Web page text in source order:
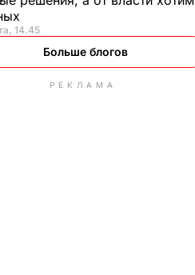
14.45
Больше блогов
РЕКЛАМА